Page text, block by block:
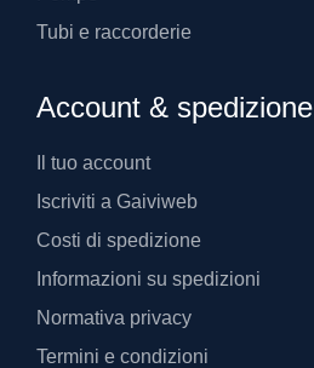
Tubi e raccorderie
Account & spedizione
Il tuo account
Iscriviti a Gaiviweb
Costi di spedizione
Informazioni su spedizioni
Normativa privacy
Termini e condizioni